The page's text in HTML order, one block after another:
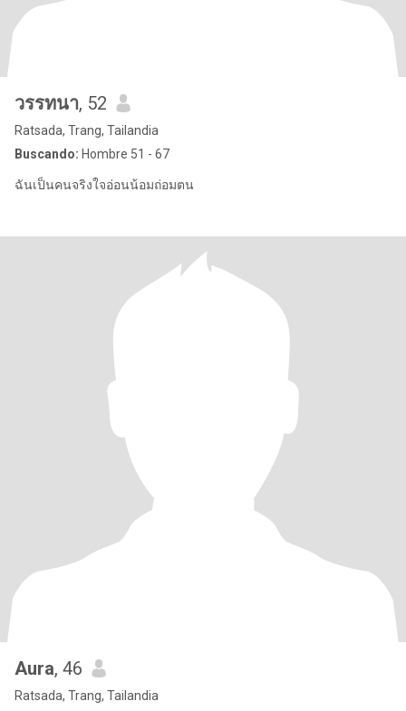
วรรทนา, 52
Ratsada, Trang, Tailandia
Buscando: Hombre 51 - 67
ฉันเป็นคนจริงใจอ่อนน้อมถ่อมตน
Aura, 46
Ratsada, Trang, Tailandia